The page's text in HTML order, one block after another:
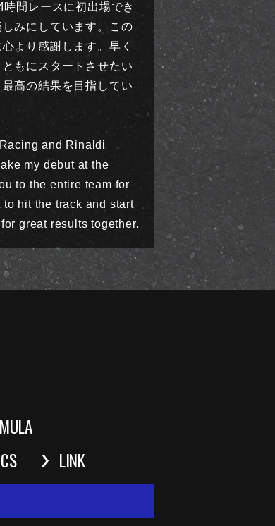
間レースに初出場でき
みにしています。この
より感謝します。早く
もにスタートさせたい
高の結果を目指してい
and Rinaldi
my debut at the
to the entire team for
to hit the track and start
great results together.
LINK